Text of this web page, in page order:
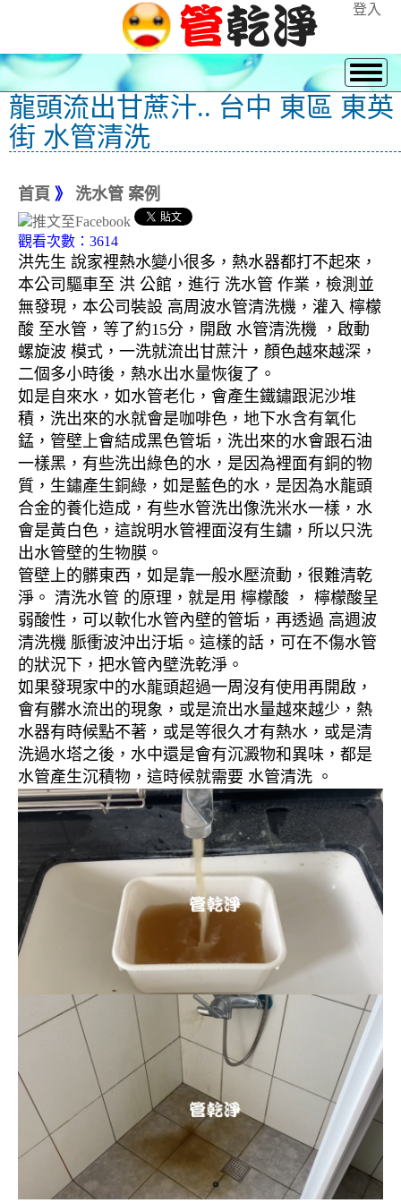
登入
龍頭流出甘蔗汁.. 台中 東區 東英
街 水管清洗
首頁 》 洗水管 案例
觀看次數：3614
洪先生 說家裡熱水變小很多，熱水器都打不起來，
本公司驅車至 洪 公館，進行 洗水管 作業，檢測並
無發現，本公司裝設 高周波水管清洗機，灌入 檸檬
酸 至水管，等了約15分，開啟 水管清洗機 ，啟動
螺旋波 模式，一洗就流出甘蔗汁，顏色越來越深，
二個多小時後，熱水出水量恢復了。
如是自來水，如水管老化，會產生鐵鏽跟泥沙堆
積，洗出來的水就會是咖啡色，地下水含有氧化
錳，管壁上會結成黑色管垢，洗出來的水會跟石油
一樣黑，有些洗出綠色的水，是因為裡面有銅的物
質，生鏽產生銅綠，如是藍色的水，是因為水龍頭
合金的養化造成，有些水管洗出像洗米水一樣，水
會是黃白色，這說明水管裡面沒有生鏽，所以只洗
出水管壁的生物膜。
管壁上的髒東西，如是靠一般水壓流動，很難清乾
淨。 清洗水管 的原理，就是用 檸檬酸 ， 檸檬酸呈
弱酸性，可以軟化水管內壁的管垢，再透過 高週波
清洗機 脈衝波沖出汙垢。這樣的話，可在不傷水管
的狀況下，把水管內壁洗乾淨。
如果發現家中的水龍頭超過一周沒有使用再開啟，
會有髒水流出的現象，或是流出水量越來越少，熱
水器有時候點不著，或是等很久才有熱水，或是清
洗過水塔之後，水中還是會有沉澱物和異味，都是
水管產生沉積物，這時候就需要 水管清洗 。